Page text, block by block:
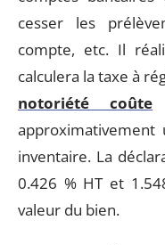
cesser les
compte, etc. Il
calculera la taxe à
notoriété coûte
approximativement
inventaire. La
0.426 % HT et
valeur du bien.